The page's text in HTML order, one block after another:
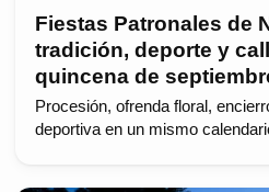
Fiestas Patronales de
tradición, deporte y
quincena de
Procesión, ofrenda floral,
deportiva en un mismo